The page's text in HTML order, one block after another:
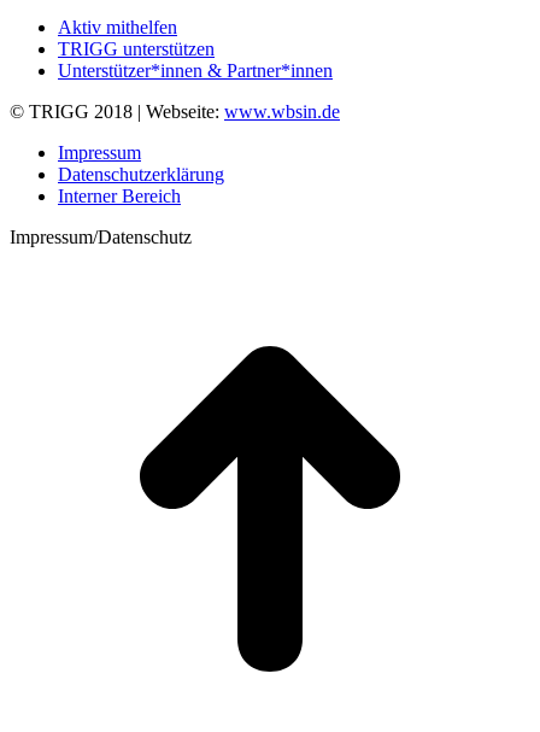
Aktiv mithelfen
TRIGG unterstützen
Unterstützer*innen & Partner*innen
© TRIGG 2018 | Webseite: www.wbsin.de
Impressum
Datenschutzerklärung
Interner Bereich
Impressum/Datenschutz